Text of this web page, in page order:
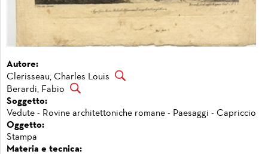
Autore:
Clerisseau, Charles Louis
Berardi, Fabio
Soggetto:
Vedute - Rovine architettoniche romane - Paesaggi - Capriccio
Oggetto:
Stampa
Materia e tecnica: